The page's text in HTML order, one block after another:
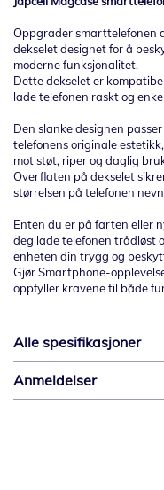
Oppgrader smarttelefonen
dekselet designet for å
moderne funksjonalitet.
Dette dekselet er
lade telefonen raskt og
Den slanke designen
telefonens originale
mot støt, riper og daglig
Overflaten på dekselet
størrelsen på telefonen
Enten du er på farten eller
deg lade telefonen trådløst
enheten din trygg og
Gjør Smartphone-
oppfyller kravene til både
Alle spesifikasjoner
Anmeldelser